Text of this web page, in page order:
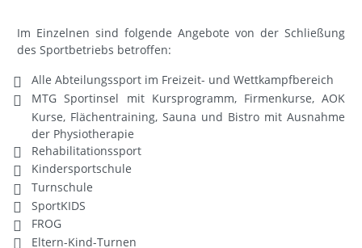
Im Einzelnen sind folgende Angebote von der Schließung
des Sportbetriebs betroffen:
Alle Abteilungssport im Freizeit- und Wettkampfbereich
MTG Sportinsel mit Kursprogramm, Firmenkurse, AOK
Kurse, Flächentraining, Sauna und Bistro mit Ausnahme
der Physiotherapie
Rehabilitationssport
Kindersportschule
Turnschule
SportKIDS
FROG
Eltern-Kind-Turnen